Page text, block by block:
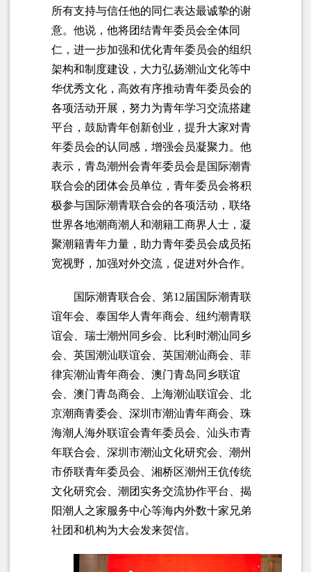
所有支持与信任他的同仁表达最诚挚的谢
意。他说，他将团结青年委员会全体同
仁，进一步加强和优化青年委员会的组织
架构和制度建设，大力弘扬潮汕文化等中
华优秀文化，高效有序推动青年委员会的
各项活动开展，努力为青年学习交流搭建
平台，鼓励青年创新创业，提升大家对青
年委员会的认同感，增强会员凝聚力。他
表示，青岛潮州会青年委员会是国际潮青
联合会的团体会员单位，青年委员会将积
极参与国际潮青联合会的各项活动，联络
世界各地潮商潮人和潮籍工商界人士，凝
聚潮籍青年力量，助力青年委员会成员拓
宽视野，加强对外交流，促进对外合作。
国际潮青联合会、第12届国际潮青联
谊年会、泰国华人青年商会、纽约潮青联
谊会、瑞士潮州同乡会、比利时潮汕同乡
会、英国潮汕联谊会、英国潮汕商会、菲
律宾潮汕青年商会、澳门青岛同乡联谊
会、澳门青岛商会、上海潮汕联谊会、北
京潮商青委会、深圳市潮汕青年商会、珠
海潮人海外联谊会青年委员会、汕头市青
年联合会、深圳市潮汕文化研究会、潮州
市侨联青年委员会、湘桥区潮州王伉传统
文化研究会、潮团实务交流协作平台、揭
阳潮人之家服务中心等海内外数十家兄弟
社团和机构为大会发来贺信。